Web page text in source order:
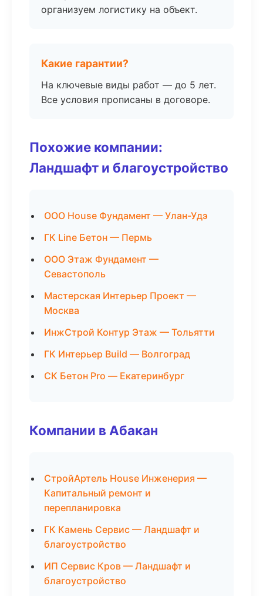
организуем логистику на объект.
Какие гарантии?
На ключевые виды работ — до 5 лет.
Все условия прописаны в договоре.
Похожие компании:
Ландшафт и благоустройство
ООО House Фундамент — Улан-Удэ
ГК Line Бетон — Пермь
ООО Этаж Фундамент —
Севастополь
Мастерская Интерьер Проект —
Москва
ИнжСтрой Контур Этаж — Тольятти
ГК Интерьер Build — Волгоград
СК Бетон Pro — Екатеринбург
Компании в Абакан
СтройАртель House Инженерия —
Капитальный ремонт и
перепланировка
ГК Камень Сервис — Ландшафт и
благоустройство
ИП Сервис Кров — Ландшафт и
благоустройство